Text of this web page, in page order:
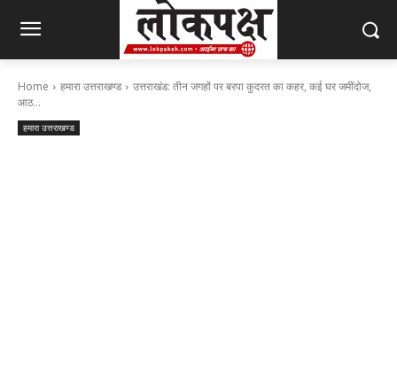
Home हमारा उत्तराखण्ड
उत्तराखंड: तीन जगहों पर बरपा कुदरत का कहर, कई घर जमींदोज,
आठ...
हमारा उत्तराखण्ड